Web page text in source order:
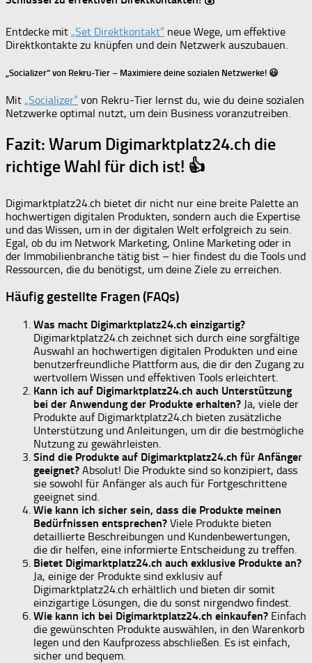
Entdecke mit „Set Direktkontakt“ neue Wege, um effektive
Direktkontakte zu knüpfen und dein Netzwerk auszubauen.
„Socializer“ von Rekru-Tier – Maximiere deine sozialen Netzwerke! 😃
Mit „Socializer“ von Rekru-Tier lernst du, wie du deine sozialen
Netzwerke optimal nutzt, um dein Business voranzutreiben.
Fazit: Warum Digimarktplatz24.ch die
richtige Wahl für dich ist! 👍
Digimarktplatz24.ch bietet dir nicht nur eine breite Palette an
hochwertigen digitalen Produkten, sondern auch die Expertise
und das Wissen, um in der digitalen Welt erfolgreich zu sein.
Egal, ob du im Network Marketing, Online Marketing oder in
der Immobilienbranche tätig bist – hier findest du die Tools und
Ressourcen, die du benötigst, um deine Ziele zu erreichen.
Häufig gestellte Fragen (FAQs)
Was macht Digimarktplatz24.ch einzigartig?
Digimarktplatz24.ch zeichnet sich durch eine sorgfältige
Auswahl an hochwertigen digitalen Produkten und eine
benutzerfreundliche Plattform aus, die dir den Zugang zu
wertvollem Wissen und effektiven Tools erleichtert.
Kann ich auf Digimarktplatz24.ch auch Unterstützung
bei der Anwendung der Produkte erhalten? Ja, viele der
Produkte auf Digimarktplatz24.ch bieten zusätzliche
Unterstützung und Anleitungen, um dir die bestmögliche
Nutzung zu gewährleisten.
Sind die Produkte auf Digimarktplatz24.ch für Anfänger
geeignet? Absolut! Die Produkte sind so konzipiert, dass
sie sowohl für Anfänger als auch für Fortgeschrittene
geeignet sind.
Wie kann ich sicher sein, dass die Produkte meinen
Bedürfnissen entsprechen? Viele Produkte bieten
detaillierte Beschreibungen und Kundenbewertungen,
die dir helfen, eine informierte Entscheidung zu treffen.
Bietet Digimarktplatz24.ch auch exklusive Produkte an?
Ja, einige der Produkte sind exklusiv auf
Digimarktplatz24.ch erhältlich und bieten dir somit
einzigartige Lösungen, die du sonst nirgendwo findest.
Wie kann ich bei Digimarktplatz24.ch einkaufen? Einfach
die gewünschten Produkte auswählen, in den Warenkorb
legen und den Kaufprozess abschließen. Es ist einfach,
sicher und bequem.